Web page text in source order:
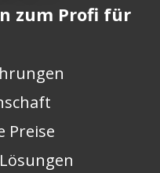
zum Profi für
Preise